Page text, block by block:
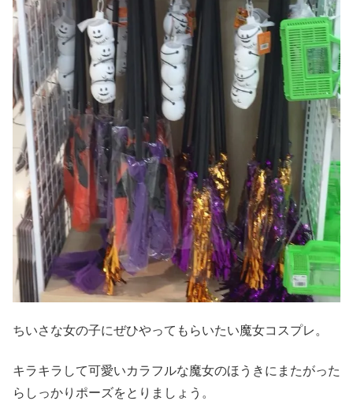
ちいさな女の子にぜひやってもらいたい魔女コスプレ。
キラキラして可愛いカラフルな魔女のほうきにまたがった
らしっかりポーズをとりましょう。